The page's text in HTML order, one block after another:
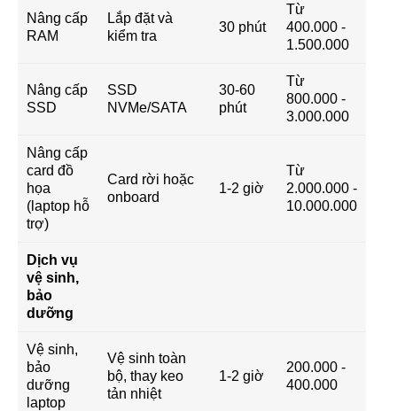
Nâng cấp
RAM
Lắp đặt và
kiểm tra
30 phút
Từ
400.000 -
1.500.000
Nâng cấp
SSD
SSD
NVMe/SATA
30-60
phút
Từ
800.000 -
3.000.000
Nâng cấp
card đồ
họa
(laptop hỗ
trợ)
Card rời hoặc
onboard
1-2 giờ
Từ
2.000.000 -
10.000.000
Dịch vụ
vệ sinh,
bảo
dưỡng
Vệ sinh,
bảo
dưỡng
laptop
Vệ sinh toàn
bộ, thay keo
tản nhiệt
1-2 giờ
200.000 -
400.000